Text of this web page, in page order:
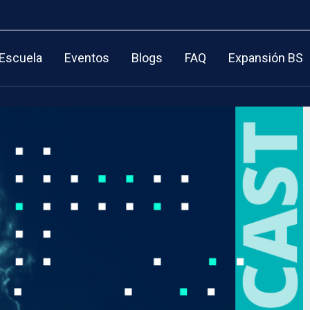
Eventos Blogs FAQ Expansión BS